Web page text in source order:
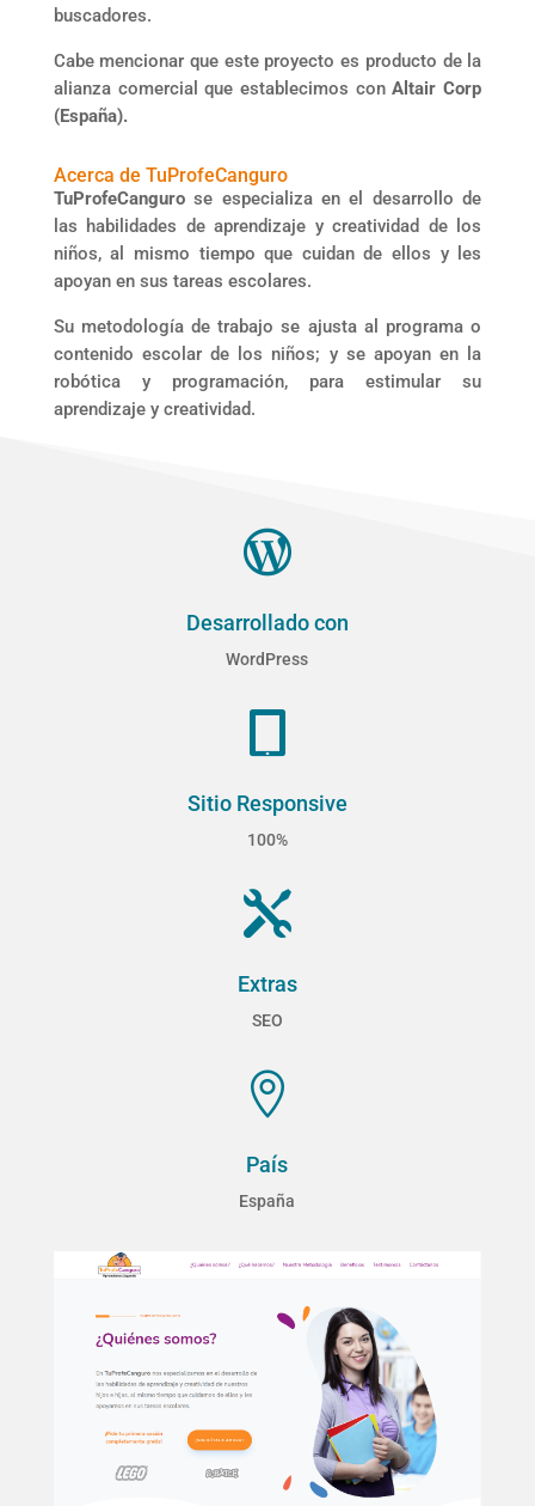
buscadores.
Cabe mencionar que este proyecto es producto de la
alianza comercial que establecimos conAltair Corp
(España).
Acerca de TuProfeCanguro
TuProfeCangurose especializa en el desarrollo de
las habilidades de aprendizaje y creatividad de los
niños, al mismo tiempo que cuidan de ellos y les
apoyan en sus tareas escolares.
Su metodología de trabajo se ajusta al programa o
contenido escolar de los niños; y se apoyan en la
robótica y programación, para estimular su
aprendizaje y creatividad.

Desarrollado con
WordPress
Sitio Responsive
100%

Extras
SEO

País
España